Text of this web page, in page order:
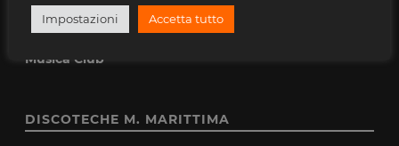
Peter pan
Villa delle Rose
Musica Club
DISCOTECHE M. MARITTIMA
Impostazioni Accetta tutto